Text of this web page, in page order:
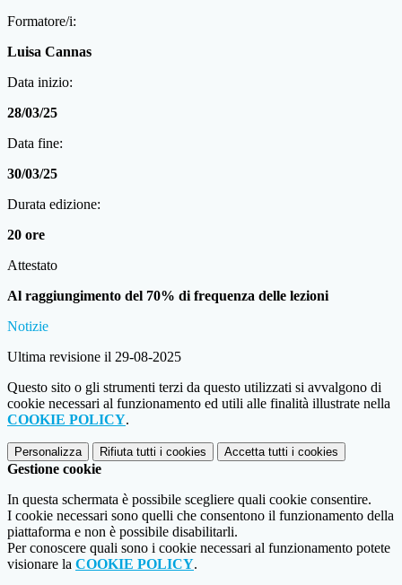
Formatore/i:
Luisa Cannas
Data inizio:
28/03/25
Data fine:
30/03/25
Durata edizione:
20 ore
Attestato
Al raggiungimento del 70% di frequenza delle lezioni
Notizie
Ultima revisione il 29-08-2025
Questo sito o gli strumenti terzi da questo utilizzati si avvalgono di
cookie necessari al funzionamento ed utili alle finalità illustrate nella
COOKIE POLICY.
Personalizza Rifiuta tutti i cookies Accetta tutti i cookies
Gestione cookie
In questa schermata è possibile scegliere quali cookie consentire.
I cookie necessari sono quelli che consentono il funzionamento della
piattaforma e non è possibile disabilitarli.
Per conoscere quali sono i cookie necessari al funzionamento potete
visionare la COOKIE POLICY.